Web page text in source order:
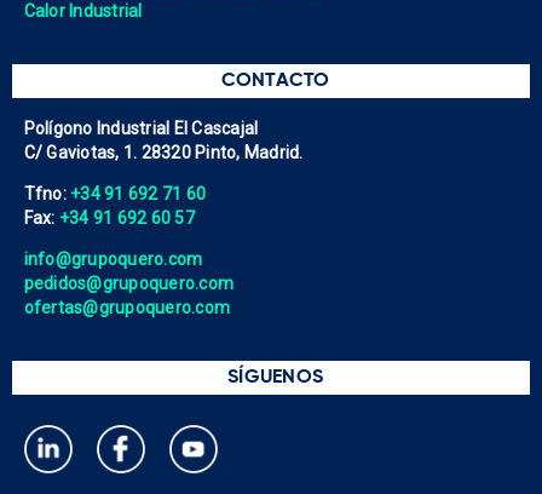
Calor Industrial
CONTACTO
Polígono Industrial El Cascajal
C/ Gaviotas, 1. 28320 Pinto, Madrid.
Tfno: +34 91 692 71 60
Fax: +34 91 692 60 57
info@grupoquero.com
pedidos@grupoquero.com
ofertas@grupoquero.com
SÍGUENOS